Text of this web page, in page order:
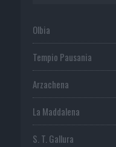
Olbia
Tempio Pausania
Arzachena
La Maddalena
S. T. Gallura